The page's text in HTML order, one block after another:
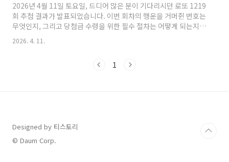
2026년 4월 11일 토요일, 드디어 많은 분이 기다리시던 로또 1219
회 추첨 결과가 발표되었습니다. 이번 회차의 행운을 거머쥔 번호는
무엇인지, 그리고 당첨금 수령을 위한 필수 절차는 어떻게 되는지
상세히 정리해 드립니다.로또 1219회 당첨번호이번 1219회 로또
추첨 결과, 1등 당첨 번호는 다음과 같습니다.로또 1219회 당첨번
장소 안내당첨의 기쁨을 누리기 위해서는 등수별로 지정된 수령 장
2026. 4. 11.
1
Designed by 티스토리
© Daum Corp.